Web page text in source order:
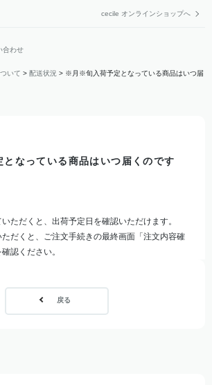
cecile オンラインショップへ
合わせ
いて > 配送状況 > ※月※旬入荷予定となっている商品はいつ届
なっている商品はいつ届くのです
ただくと、出荷予定日を確認いただけます。
だくと、ご注文手続きの最終画面「注文内容確
認ください。
戻る